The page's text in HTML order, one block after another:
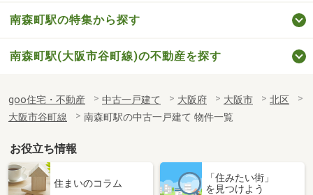
南森町駅の特集から探す
南森町駅(大阪市谷町線)の不動産を探す
goo住宅・不動産 中古一戸建て 大阪府 大阪市
北区
大阪市谷町線
南森町駅の中古一戸建て 物件一覧
お役立ち情報
住まいのコラム
「住みたい街」
を見つけよう